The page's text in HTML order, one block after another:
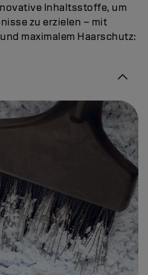
Inhaltsstoffe, um
zu erzielen – mit
maximalem Haarschutz: